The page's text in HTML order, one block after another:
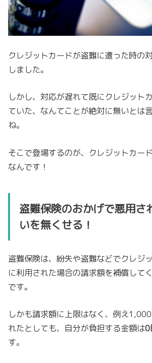
クレジットカードが盗難に遭った時の
しました。
しかし、対応が遅れて既にクレジット
ていた、なんてことが絶対に無いとは
ね。
そこで登場するのが、クレジットカー
なんです！
盗難保険のおかげで悪用さ
いを無くせる！
盗難保険は、紛失や盗難などでクレジ
に利用された場合の請求額を補償して
です。
しかも請求額に上限はなく、例え
れたとしても、自分が負担する金額は0
す。